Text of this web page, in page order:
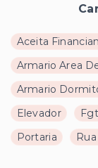
Aceita
Armario Area
Armario
Elevador
Portaria